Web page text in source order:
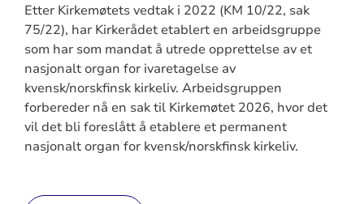
Etter Kirkemøtets vedtak i 2022 (KM 10/22, sak
75/22), har Kirkerådet etablert en arbeidsgruppe
som har som mandat å utrede opprettelse av et
nasjonalt organ for ivaretagelse av
kvensk/norskfinsk kirkeliv. Arbeidsgruppen
forbereder nå en sak til Kirkemøtet 2026, hvor det
vil det bli foreslått å etablere et permanent
nasjonalt organ for kvensk/norskfinsk kirkeliv.